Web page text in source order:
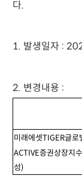
다.
1. 발생일자 :
2. 변경내용 :
미래에셋TIGER글
ACTIVE증권상장지
성)